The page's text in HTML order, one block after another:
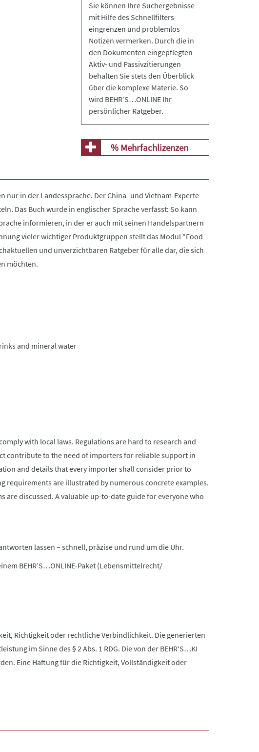
Sie können Ihre Suchergebnisse
mit Hilfe des Schnellfilters
eingrenzen und problemlos
Notizen vermerken. Durch die in
den Dokumenten eingepflegten
Aktiv- und Passivzitierungen
behalten Sie stets den Überblick
über die komplexe Materie. So
wird BEHR’S…ONLINE Ihr
persönlicher Ratgeber.
% Mehrfachlizenzen
nur in der Landessprache. Der China- und Vietnam-Experte
Das Buch wurde in englischer Sprache verfasst: So kann
informieren, in der er auch mit seinen Handelspartnern
vieler wichtiger Produktgruppen stellt das Modul "Food
und unverzichtbaren Ratgeber für alle dar, die sich
möchten.
and mineral water
with local laws. Regulations are hard to research and
contribute to the need of importers for reliable support in
and details that every importer shall consider prior to
requirements are illustrated by numerous concrete examples.
discussed. A valuable up-to-date guide for everyone who
lassen – schnell, präzise und rund um die Uhr.
BEHR’S…ONLINE-Paket (Lebensmittelrecht/
Richtigkeit oder rechtliche Verbindlichkeit. Die generierten
im Sinne des § 2 Abs. 1 RDG. Die von der BEHR‘S…KI
Eine Haftung für die Richtigkeit, Vollständigkeit oder